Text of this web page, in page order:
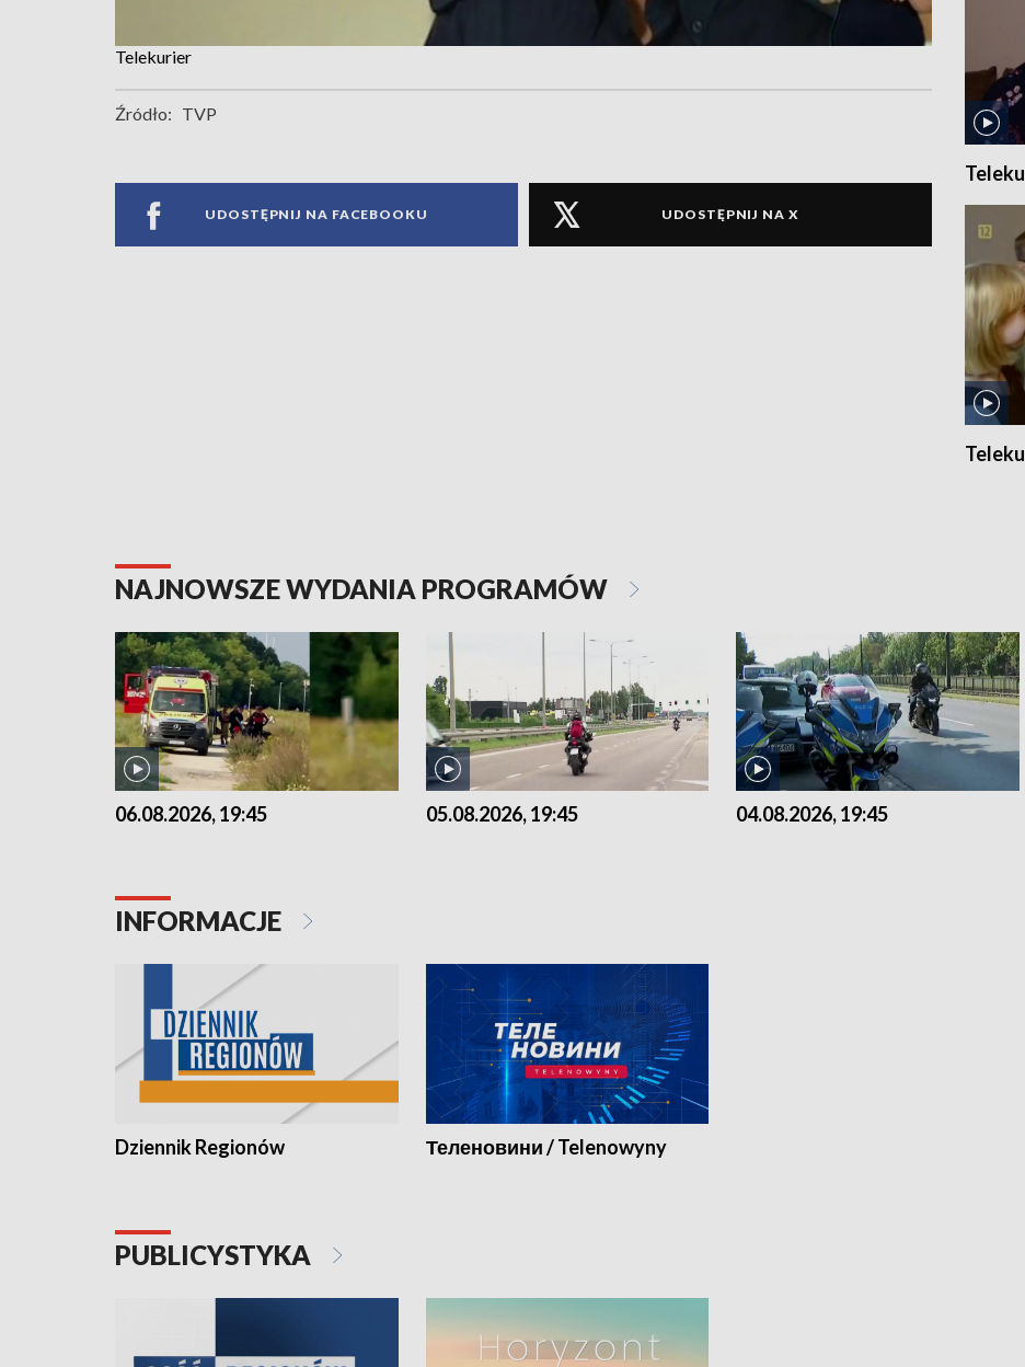
Telekurier
Źródło: TVP
UDOSTĘPNIJ NA FACEBOOKU UDOSTĘPNIJ NA X
NAJNOWSZE WYDANIA PROGRAMÓW
06.08.2026, 19:45 05.08.2026, 19:45 04.08.2026, 19:45
INFORMACJE
Dziennik Regionów Теленовини / Telenowyny
PUBLICYSTYKA